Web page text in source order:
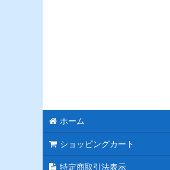
ホワイト
ホーム
ショッピングカート
特定商取引法表示